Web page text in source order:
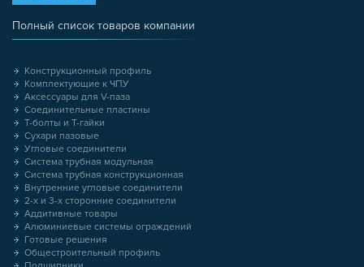
Полный список товаров компании
Конструкционный профиль
Комплектующие к ЧПУ
Аксессуары для V-паза
Соединительные пластины
Т-болты и Т-гайки
Сухари пазовые
Угловые соединители
Система трубная модульная
Система трубная конструкционная
Внутренние угловые соединители
2-х и 3-х сторонние соединители
Аддитивные товары
Алюминиевые системы ограждений
Готовые решения
Общестроительный профиль